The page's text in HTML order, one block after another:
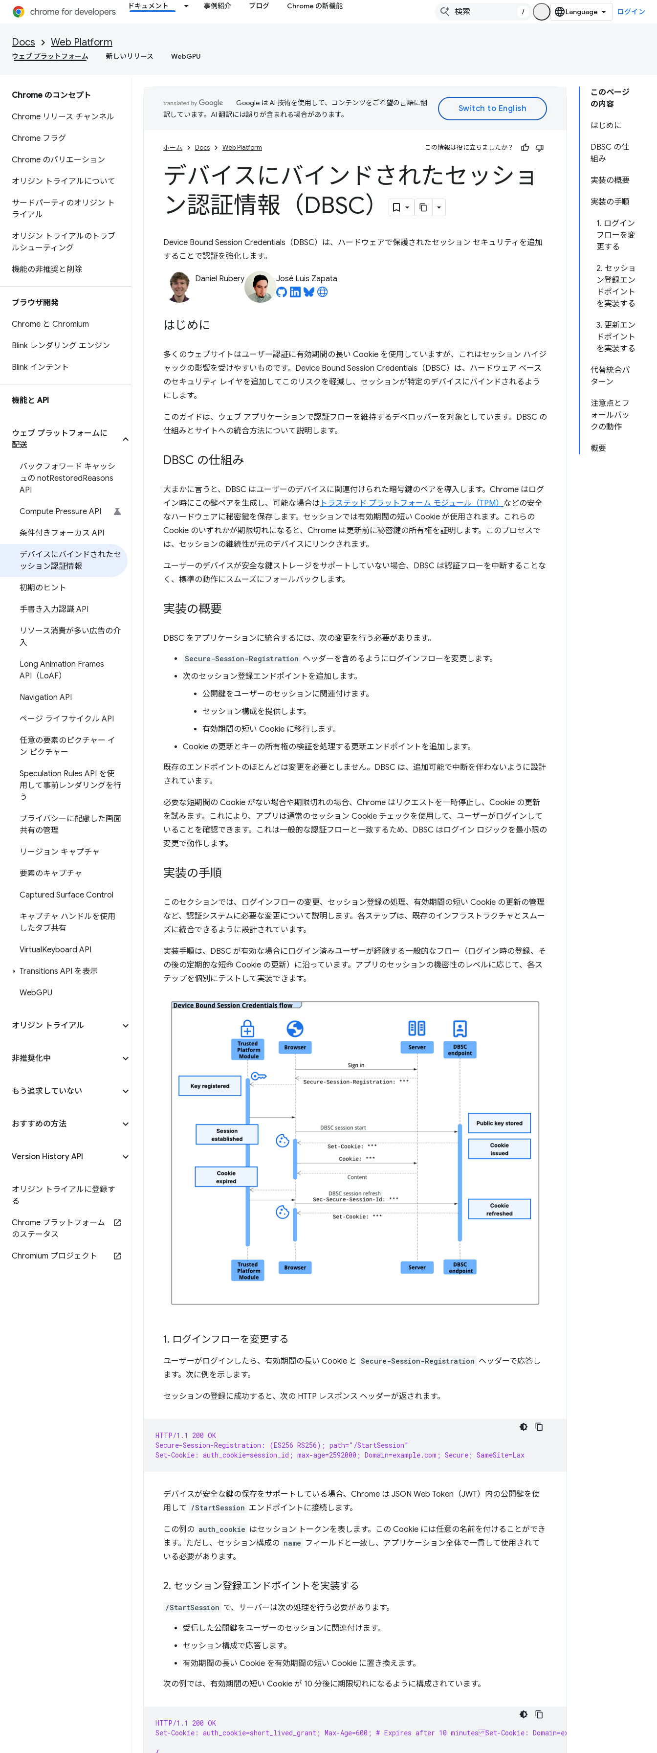
ドキュメント 事例紹介 ブログ Chrome の新機能
/ ログイン
Docs Web Platform
ウェブ プラットフォーム 新しいリリース WebGPU
Chrome のコンセプト
Chrome リリース チャンネル
Chrome フラグ
Chrome のバリエーション
オリジン トライアルについて
サードパーティのオリジン ト
ライアル
オリジン トライアルのトラブ
ルシューティング
機能の非推奨と削除
ブラウザ開発
Chrome と Chromium
Blink レンダリング エンジン
Blink インテント
機能と API
ウェブ プラットフォームに
配送
バックフォワード キャッシ
ュの notRestoredReasons
API
Compute Pressure API
条件付きフォーカス API
デバイスにバインドされたセ
ッション認証情報
初期のヒント
手書き入力認識 API
リソース消費が多い広告の介
入
Long Animation Frames
API（LoAF）
Navigation API
ページ ライフサイクル API
任意の要素のピクチャー イ
ン ピクチャー
Speculation Rules API を使
用して事前レンダリングを行
う
プライバシーに配慮した画面
共有の管理
リージョン キャプチャ
要素のキャプチャ
Captured Surface Control
キャプチャ ハンドルを使用
したタブ共有
VirtualKeyboard API
Transitions API を表示
WebGPU
オリジン トライアル
非推奨化中
もう追求していない
おすすめの方法
Version History API
オリジン トライアルに登録す
る
Chrome プラットフォーム
のステータス
Chromium プロジェクト
このページ
の内容
はじめに
DBSC の仕
組み
実装の概要
実装の手順
1. ログイン
フローを変
更する
2. セッショ
ン登録エン
ドポイント
を実装する
3. 更新エン
ドポイント
を実装する
代替統合パ
ターン
注意点とフ
ォールバッ
クの動作
概要
Google は AI 技術を使用して、コンテンツをご希望の言語に翻
訳しています。AI 翻訳には誤りが含まれる場合があります。
ホーム Docs Web Platform この情報は役に立ちましたか？
デバイスにバインドされたセッショ
ン認証情報（DBSC）
Device Bound Session Credentials（DBSC）は、ハードウェアで保護されたセッション セキュリティを追加
することで認証を強化します。
Daniel Rubery José Luis Zapata
はじめに
多くのウェブサイトはユーザー認証に有効期間の長い Cookie を使用していますが、これはセッション ハイジ
ャックの影響を受けやすいものです。Device Bound Session Credentials（DBSC）は、ハードウェア ベース
のセキュリティ レイヤを追加してこのリスクを軽減し、セッションが特定のデバイスにバインドされるよう
にします。
このガイドは、ウェブ アプリケーションで認証フローを維持するデベロッパーを対象としています。DBSC の
仕組みとサイトへの統合方法について説明します。
DBSC の仕組み
大まかに言うと、DBSC はユーザーのデバイスに関連付けられた暗号鍵のペアを導入します。Chrome はログ
イン時にこの鍵ペアを生成し、可能な場合は トラステッド プラットフォーム モジュール（TPM） などの安全
なハードウェアに秘密鍵を保存します。セッションでは有効期間の短い Cookie が使用されます。これらの
Cookie のいずれかが期限切れになると、Chrome は更新前に秘密鍵の所有権を証明します。このプロセスで
は、セッションの継続性が元のデバイスにリンクされます。
ユーザーのデバイスが安全な鍵ストレージをサポートしていない場合、DBSC は認証フローを中断することな
く、標準の動作にスムーズにフォールバックします。
実装の概要
DBSC をアプリケーションに統合するには、次の変更を行う必要があります。
Secure-Session-Registration ヘッダーを含めるようにログインフローを変更します。
次のセッション登録エンドポイントを追加します。
公開鍵をユーザーのセッションに関連付けます。
セッション構成を提供します。
有効期間の短い Cookie に移行します。
Cookie の更新とキーの所有権の検証を処理する更新エンドポイントを追加します。
既存のエンドポイントのほとんどは変更を必要としません。DBSC は、追加可能で中断を伴わないように設計
されています。
必要な短期間の Cookie がない場合や期限切れの場合、Chrome はリクエストを一時停止し、Cookie の更新
を試みます。これにより、アプリは通常のセッション Cookie チェックを使用して、ユーザーがログインして
いることを確認できます。これは一般的な認証フローと一致するため、DBSC はログイン ロジックを最小限の
変更で動作します。
実装の手順
このセクションでは、ログインフローの変更、セッション登録の処理、有効期間の短い Cookie の更新の管理
など、認証システムに必要な変更について説明します。各ステップは、既存のインフラストラクチャとスムー
ズに統合できるように設計されています。
実装手順は、DBSC が有効な場合にログイン済みユーザーが経験する一般的なフロー（ログイン時の登録、そ
の後の定期的な短命 Cookie の更新）に沿っています。アプリのセッションの機密性のレベルに応じて、各ス
テップを個別にテストして実装できます。
1. ログインフローを変更する
ユーザーがログインしたら、有効期間の長い Cookie と Secure-Session-Registration ヘッダーで応答し
ます。次に例を示します。
セッションの登録に成功すると、次の HTTP レスポンス ヘッダーが返されます。
HTTP/1.1 200 OK
Secure-Session-Registration: (ES256 RS256); path="/StartSession"
Set-Cookie: auth_cookie=session_id; max-age=2592000; Domain=example.com; Secure; SameSite=Lax
デバイスが安全な鍵の保存をサポートしている場合、Chrome は JSON Web Token（JWT）内の公開鍵を使
用して
/StartSession エンドポイントに接続します。
この例の auth_cookie はセッション トークンを表します。この Cookie には任意の名前を付けることができ
ます。ただし、セッション構成の name フィールドと一致し、アプリケーション全体で一貫して使用されて
いる必要があります。
2. セッション登録エンドポイントを実装する
/StartSession で、サーバーは次の処理を行う必要があります。
受信した公開鍵をユーザーのセッションに関連付けます。
セッション構成で応答します。
有効期間の長い Cookie を有効期間の短い Cookie に置き換えます。
次の例では、有効期間の短い Cookie が 10 分後に期限切れになるように構成されています。
HTTP/1.1 200 OK
Set-Cookie: auth_cookie=short_lived_grant; Max-Age=600; # Expires after 10 minutesSet-Cookie: Domain=example.com; Secure;